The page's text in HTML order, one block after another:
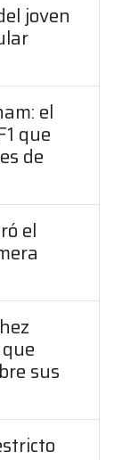
joven
el
que
de
el
sus